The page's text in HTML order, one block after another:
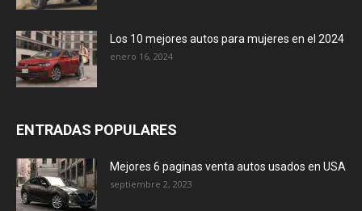
Los 10 mejores autos para mujeres en el 2024
enero 16, 2024
ENTRADAS POPULARES
Mejores 6 paginas venta autos usados en USA
septiembre 2, 2023